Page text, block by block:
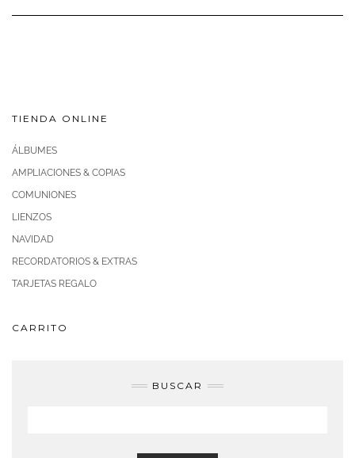
TIENDA ONLINE
ÁLBUMES
AMPLIACIONES & COPIAS
COMUNIONES
LIENZOS
NAVIDAD
RECORDATORIOS & EXTRAS
TARJETAS REGALO
CARRITO
BUSCAR